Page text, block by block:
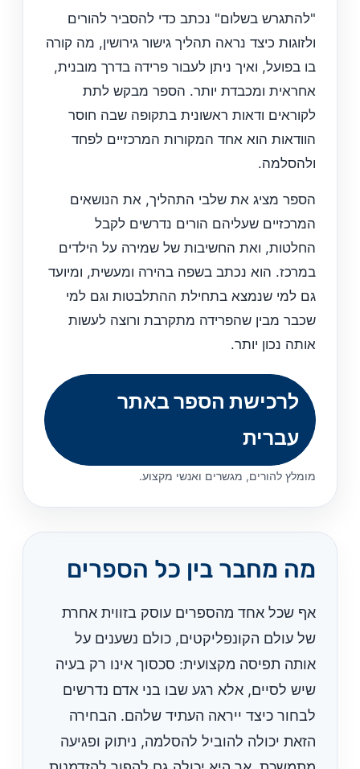
"להתגרש בשלום" נכתב כדי להסביר להורים
ולזוגות כיצד נראה תהליך גישור גירושין, מה קורה
בו בפועל, ואיך ניתן לעבור פרידה בדרך מובנית,
אחראית ומכבדת יותר. הספר מבקש לתת
לקוראים ודאות ראשונית בתקופה שבה חוסר
הוודאות הוא אחד המקורות המרכזיים לפחד
ולהסלמה.
הספר מציג את שלבי התהליך, את הנושאים
המרכזיים שעליהם הורים נדרשים לקבל
החלטות, ואת החשיבות של שמירה על הילדים
במרכז. הוא נכתב בשפה בהירה ומעשית, ומיועד
גם למי שנמצא בתחילת ההתלבטות וגם למי
שכבר מבין שהפרידה מתקרבת ורוצה לעשות
אותה נכון יותר.
לרכישת הספר באתר
עברית
מומלץ להורים, מגשרים ואנשי מקצוע.
מה מחבר בין כל הספרים
אף שכל אחד מהספרים עוסק בזווית אחרת
של עולם הקונפליקטים, כולם נשענים על
אותה תפיסה מקצועית: סכסוך אינו רק בעיה
שיש לסיים, אלא רגע שבו בני אדם נדרשים
לבחור כיצד ייראה העתיד שלהם. הבחירה
הזאת יכולה להוביל להסלמה, ניתוק ופגיעה